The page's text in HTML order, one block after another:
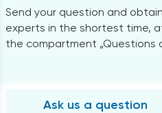
Send your question and
experts in the shortest time,
the compartment „Questions
Ask us a question